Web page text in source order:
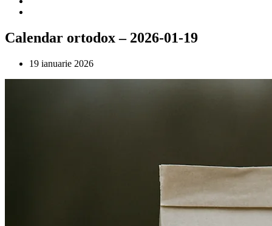
Calendar ortodox – 2026-01-19
19 ianuarie 2026